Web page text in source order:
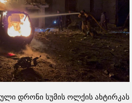
დრონი სუმის ოლქის ახტირკას